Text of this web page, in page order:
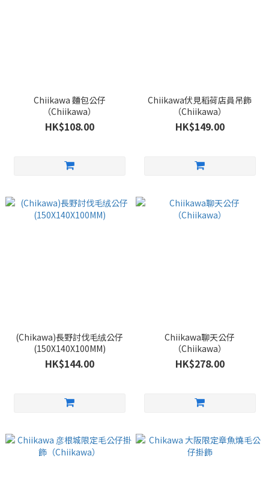
Chiikawa 麵包公仔
（Chiikawa）
HK$108.00
Chiikawa伏見稻荷店員吊飾
（Chiikawa）
HK$149.00
(Chikawa)長野討伐毛绒公仔
(150X140X100MM)
HK$144.00
Chiikawa聊天公仔
（Chiikawa）
HK$278.00